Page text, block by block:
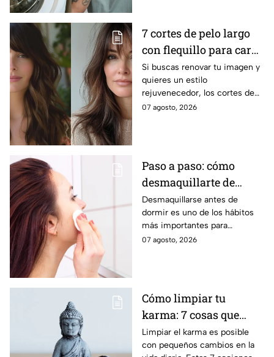
7 cortes de pelo largo
con flequillo para cara
redonda que te hace ver
más joven después de
los 40
Si buscas renovar tu imagen y
quieres un estilo
rejuvenecedor, los cortes de
pelo que apuestan por melenas
07 agosto, 2026
Paso a paso: cómo
desmaquillarte de
noche para cuidar tu
piel y evitar arrugas
Desmaquillarse antes de
dormir es uno de los hábitos
más importantes para
mantener la piel sana y
barrera cutánea, prevenir la
obstrucción de los poros y
prevenir la aparición de
arrugas tempranas.
07 agosto, 2026
Cómo limpiar tu
karma: 7 cosas que
debes hacer desde
ahora
Limpiar el karma es posible
con pequeños cambios en la